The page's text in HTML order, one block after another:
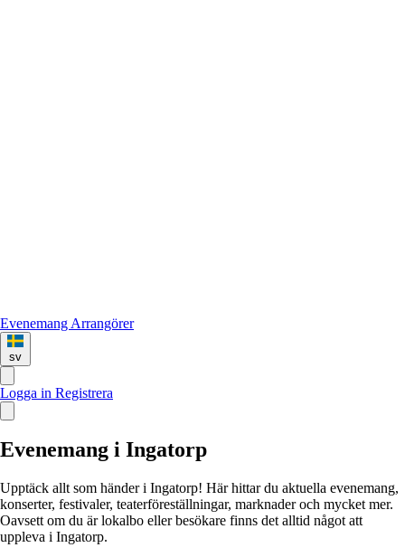
Evenemang Arrangörer
sv
Logga in Registrera
Evenemang i Ingatorp
Upptäck allt som händer i Ingatorp! Här hittar du aktuella evenemang,
konserter, festivaler, teaterföreställningar, marknader och mycket mer.
Oavsett om du är lokalbo eller besökare finns det alltid något att
uppleva i Ingatorp.